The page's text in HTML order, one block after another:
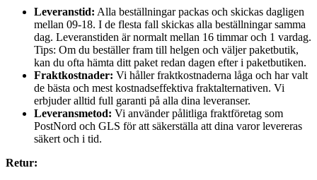
Leveranstid: Alla beställningar packas och skickas dagligen
mellan 09-18. I de flesta fall skickas alla beställningar samma
dag. Leveranstiden är normalt mellan 16 timmar och 1 vardag.
Tips: Om du beställer fram till helgen och väljer paketbutik,
kan du ofta hämta ditt paket redan dagen efter i paketbutiken.
Fraktkostnader: Vi håller fraktkostnaderna låga och har valt
de bästa och mest kostnadseffektiva fraktalternativen. Vi
erbjuder alltid full garanti på alla dina leveranser.
Leveransmetod: Vi använder pålitliga fraktföretag som
PostNord och GLS för att säkerställa att dina varor levereras
säkert och i tid.
Retur: